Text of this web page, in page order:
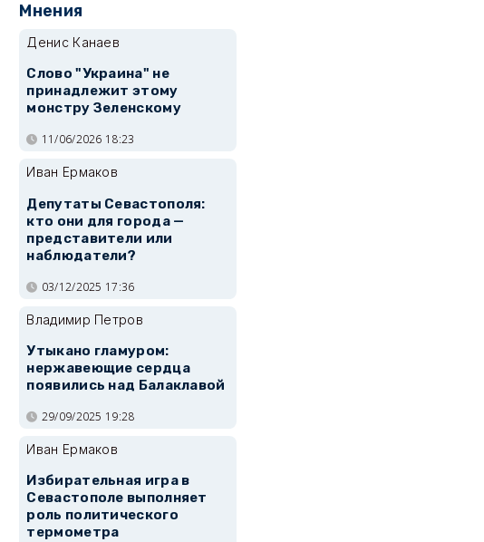
Мнения
Денис Канаев
Слово "Украина" не
принадлежит этому
монстру Зеленскому
11/06/2026 18:23
Иван Ермаков
Депутаты Севастополя:
кто они для города —
представители или
наблюдатели?
03/12/2025 17:36
Владимир Петров
Утыкано гламуром:
нержавеющие сердца
появились над Балаклавой
29/09/2025 19:28
Иван Ермаков
Избирательная игра в
Севастополе выполняет
роль политического
термометра